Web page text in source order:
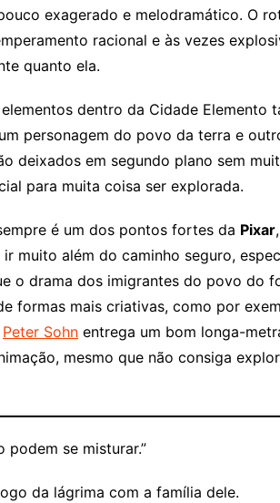
exagerado e melodramático. O
racional e às vezes
quanto ela.
dentro da Cidade Elemento
personagem do povo da terra e
deixados em segundo plano sem
para muita coisa ser explorada.
é um dos pontos fortes da Pixar
ir muito além do caminho seguro,
o drama dos imigrantes do povo do
formas mais criativas, como por
Peter Sohn entrega um bom longa-
mesmo que não consiga
podem se misturar.”
da lágrima com a família dele.